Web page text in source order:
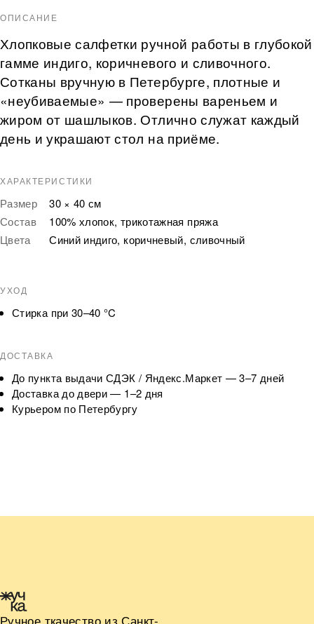
ОПИСАНИЕ
Хлопковые салфетки ручной работы в глубокой
гамме индиго, коричневого и сливочного.
Сотканы вручную в Петербурге, плотные и
«неубиваемые» — проверены вареньем и
жиром от шашлыков. Отлично служат каждый
день и украшают стол на приёме.
ХАРАКТЕРИСТИКИ
Размер
30 × 40 см
Состав
100% хлопок, трикотажная пряжа
Цвета
Синий индиго, коричневый, сливочный
УХОД
Стирка при 30–40 °C
ДОСТАВКА
До пункта выдачи СДЭК / Яндекс.Маркет — 3–7 дней
Доставка до двери — 1–2 дня
Курьером по Петербургу
Ручное ткачество из Санкт-